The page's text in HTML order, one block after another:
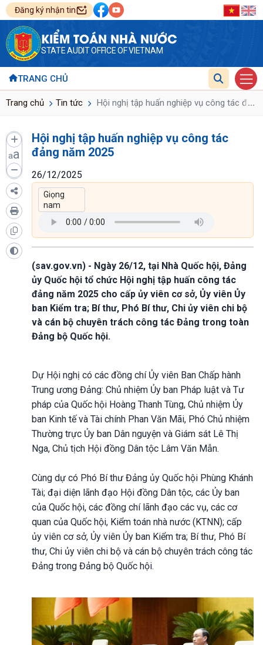
Đăng ký nhận tin
KIỂM TOÁN NHÀ NƯỚC
STATE AUDIT OFFICE OF VIETNAM
TRANG CHỦ
Trang chủ Tin tức Hội nghị tập huấn nghiệp vụ công tác ...
aa
Hội nghị tập huấn nghiệp vụ công tác
đảng năm 2025
26/12/2025
(sav.gov.vn) - Ngày 26/12, tại Nhà Quốc hội, Đảng
ủy Quốc hội tổ chức Hội nghị tập huấn công tác
đảng năm 2025 cho cấp ủy viên cơ sở, Ủy viên Ủy
ban Kiểm tra; Bí thư, Phó Bí thư, Chi ủy viên chi bộ
và cán bộ chuyên trách công tác Đảng trong toàn
Đảng bộ Quốc hội.
Dự Hội nghị có các đồng chí Ủy viên Ban Chấp hành
Trung ương Đảng: Chủ nhiệm Ủy ban Pháp luật và Tư
pháp của Quốc hội Hoàng Thanh Tùng, Chủ nhiệm Ủy
ban Kinh tế và Tài chính Phan Văn Mãi, Phó Chủ nhiệm
Thường trực Ủy ban Dân nguyện và Giám sát Lê Thị
Nga, Chủ tịch Hội đồng Dân tộc Lâm Văn Mẫn.
Cùng dự có Phó Bí thư Đảng ủy Quốc hội Phùng Khánh
Tài; đại diện lãnh đạo Hội đồng Dân tộc, các Ủy ban
của Quốc hội, các đồng chí lãnh đạo các vụ, các cơ
quan của Quốc hội, Kiểm toán nhà nước (KTNN); cấp
ủy viên cơ sở, Ủy viên Ủy ban Kiểm tra; Bí thư, Phó Bí
thư, Chi ủy viên chi bộ và cán bộ chuyên trách công tác
Đảng trong Đảng bộ Quốc hội.